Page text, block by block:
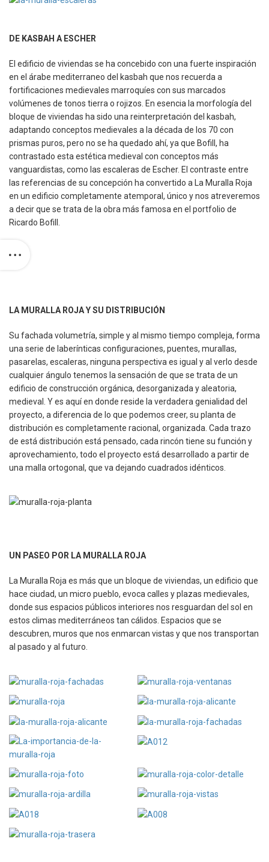
DE KASBAH A ESCHER
El edificio de viviendas se ha concebido con una fuerte inspiración
en el árabe mediterraneo del kasbah que nos recuerda a
fortificaciones medievales marroquíes con sus marcados
volúmenes de tonos tierra o rojizos. En esencia la morfología del
bloque de viviendas ha sido una reinterpretación del kasbah,
adaptando conceptos medievales a la década de los 70 con
prismas puros, pero no se ha quedado ahí, ya que Bofill, ha
contrastado esta estética medieval con conceptos más
vanguardistas, como las escaleras de Escher. El contraste entre
las referencias de su concepción ha convertido a La Muralla Roja
en un edificio completamente atemporal, único y nos atreveremos
a decir que se trata de la obra más famosa en el portfolio de
Ricardo Bofill.
LA MURALLA ROJA Y SU DISTRIBUCIÓN
Su fachada volumetría, simple y al mismo tiempo compleja, forma
una serie de laberínticas configuraciones, puentes, murallas,
pasarelas, escaleras, ninguna perspectiva es igual y al verlo desde
cualquier ángulo tenemos la sensación de que se trata de un
edificio de construcción orgánica, desorganizada y aleatoria,
medieval. Y es aquí en donde reside la verdadera genialidad del
proyecto, a diferencia de lo que podemos creer, su planta de
distribución es completamente racional, organizada. Cada trazo
de está distribución está pensado, cada rincón tiene su función y
aprovechamiento, todo el proyecto está desarrollado a partir de
una malla ortogonal, que va dejando cuadrados idénticos.
UN PASEO POR LA MURALLA ROJA
La Muralla Roja es más que un bloque de viviendas, un edificio que
hace ciudad, un micro pueblo, evoca calles y plazas medievales,
donde sus espacios públicos interiores nos resguardan del sol en
estos climas mediterráneos tan cálidos. Espacios que se
descubren, muros que nos enmarcan vistas y que nos transportan
al pasado y al futuro.
LAS 8 MARCAS
MÁS
INTERESANTES
DE FORO
CONTRACT
SEGÚN ZAVAN
STUDIO